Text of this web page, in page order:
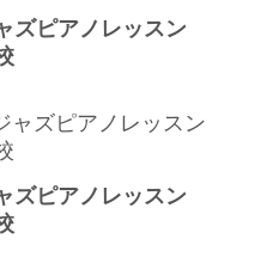
ズピアノレッスン
ズピアノレッスン